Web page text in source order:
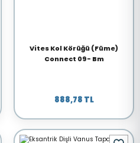
Vites Kol Körüğü (Füme)
Connect 09- Bm
888,78 TL